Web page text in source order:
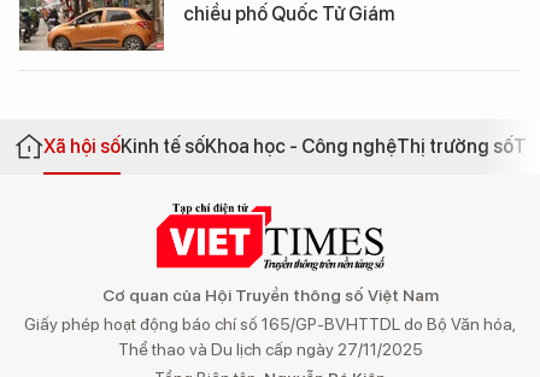
chiều phố Quốc Tử Giám
Xã hội sốKinh tế sốKhoa học - Công nghệThị trường số
Cơ quan của Hội Truyền thông số Việt Nam
Giấy phép hoạt động báo chí số 165/GP-BVHTTDL do Bộ Văn hóa,
Thể thao và Du lịch cấp ngày 27/11/2025